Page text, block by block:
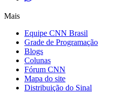
Mais
Equipe CNN Brasil
Grade de Programação
Blogs
Colunas
Fórum CNN
Mapa do site
Distribuição do Sinal